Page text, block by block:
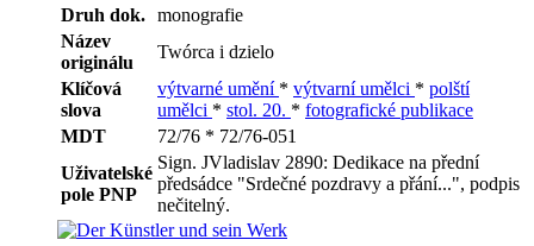
Druh dok. monografie
Název
originálu
Twórca i dzielo
Klíčová
slova
výtvarné umění * výtvarní umělci * polští
umělci * stol. 20. * fotografické publikace
MDT
72/76 * 72/76-051
Uživatelské
pole PNP
Sign. JVladislav 2890: Dedikace na přední
předsádce "Srdečné pozdravy a přání...", podpis
nečitelný.